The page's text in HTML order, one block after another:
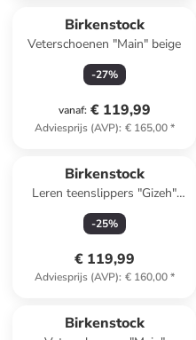
Birkenstock
Veterschoenen "Main" beige
-27%
vanaf: € 119,99
Adviesprijs (AVP): € 165,00*
Birkenstock
Leren teenslippers "Gizeh"
beige
-25%
€ 119,99
Adviesprijs (AVP): € 160,00*
Birkenstock